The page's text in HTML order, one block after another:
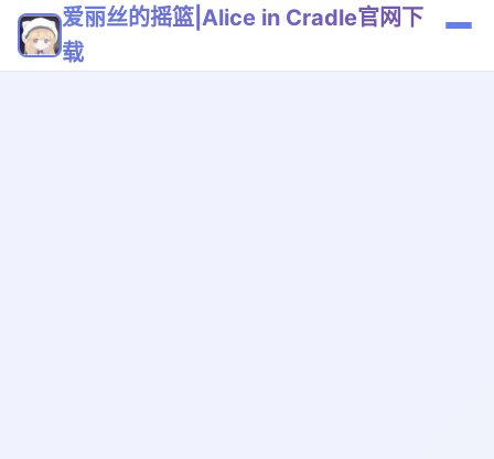
爱丽丝的摇篮|Alice in Cradle官网下
载